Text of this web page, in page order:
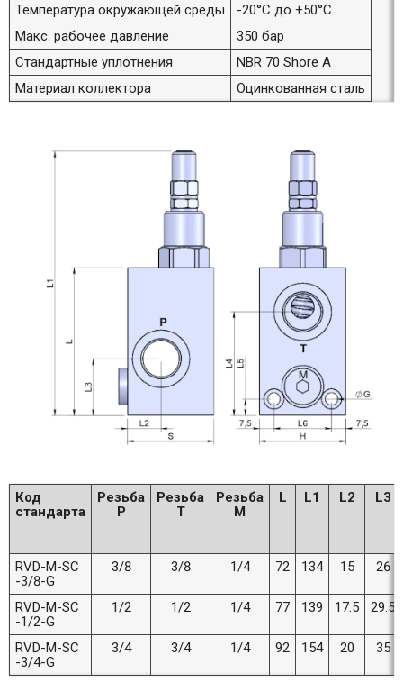
Температура окружающей среды
-20°C до +50°C
Макс. рабочее давление
350 бар
Стандартные уплотнения
NBR 70 Shore A
Материал коллектора
Оцинкованная сталь
Код
стандарта
Резьба
P
Резьба
T
Резьба
M
L L1 L2 L3
RVD-M-SC
-3/8-G
3/8 3/8 1/4 72 134 15 26
RVD-M-SC
-1/2-G
1/2 1/2 1/4 77 139 17.5 29.5
RVD-M-SC
-3/4-G
3/4 3/4 1/4 92 154 20 35